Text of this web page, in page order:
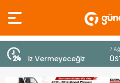
ÜSTEL: “ERENKÖY RUHU